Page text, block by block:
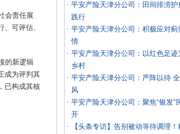
会责任展
可评估、
的新逻辑
成为评判其
已构成其核
平安产险天津分公司：田间排涝护
践行
平安产险天津分公司：积极应对蓟
情
平安产险天津分公司：以红色足迹
乡村
平安产险天津分公司：严阵以待
风
平安产险天津分公司：聚焦“银发”
开
【头条专访】告别被动等待调理